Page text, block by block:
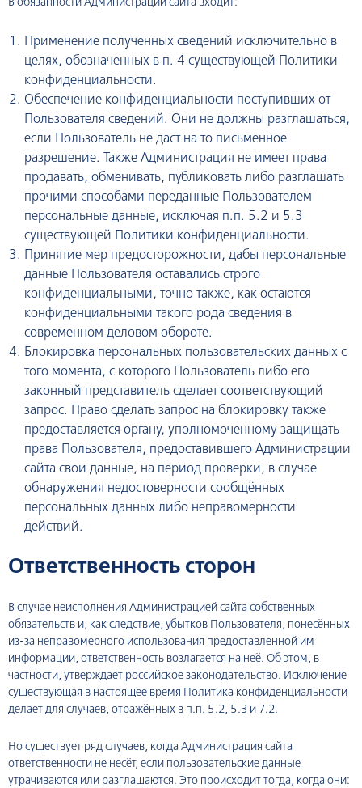
Применение полученных сведений исключительно в
целях, обозначенных в п. 4 существующей Политики
конфиденциальности.
Обеспечение конфиденциальности поступивших от
Пользователя сведений. Они не должны разглашаться,
если Пользователь не даст на то письменное
разрешение. Также Администрация не имеет права
продавать, обменивать, публиковать либо разглашать
прочими способами переданные Пользователем
персональные данные, исключая п.п. 5.2 и 5.3
существующей Политики конфиденциальности.
Принятие мер предосторожности, дабы персональные
данные Пользователя оставались строго
конфиденциальными, точно также, как остаются
конфиденциальными такого рода сведения в
современном деловом обороте.
Блокировка персональных пользовательских данных с
того момента, с которого Пользователь либо его
законный представитель сделает соответствующий
запрос. Право сделать запрос на блокировку также
предоставляется органу, уполномоченному защищать
права Пользователя, предоставившего Администрации
сайта свои данные, на период проверки, в случае
обнаружения недостоверности сообщённых
персональных данных либо неправомерности
действий.
Ответственность сторон
В случае неисполнения Администрацией сайта собственных
обязательств и, как следствие, убытков Пользователя, понесённых
из-за неправомерного использования предоставленной им
информации, ответственность возлагается на неё. Об этом, в
частности, утверждает российское законодательство. Исключение
существующая в настоящее время Политика конфиденциальности
делает для случаев, отражённых в п.п. 5.2, 5.3 и 7.2.
Но существует ряд случаев, когда Администрация сайта
ответственности не несёт, если пользовательские данные
утрачиваются или разглашаются. Это происходит тогда, когда они: